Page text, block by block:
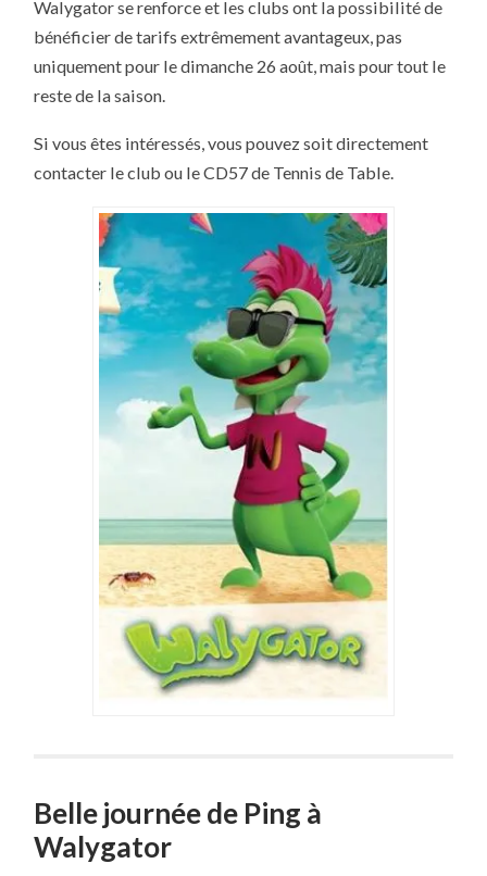
Walygator se renforce et les clubs ont la possibilité de
bénéficier de tarifs extrêmement avantageux, pas
uniquement pour le dimanche 26 août, mais pour tout le
reste de la saison.
Si vous êtes intéressés, vous pouvez soit directement
contacter le club ou le CD57 de Tennis de Table.
Belle journée de Ping à
Walygator